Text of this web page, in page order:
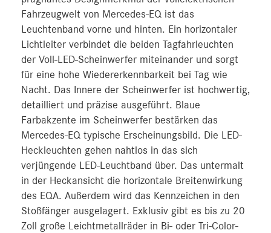
Fahrzeugwelt von Mercedes-EQ ist das
Leuchtenband vorne und hinten. Ein horizontaler
Lichtleiter verbindet die beiden Tagfahrleuchten
der Voll-LED-Scheinwerfer miteinander und sorgt
für eine hohe Wiedererkennbarkeit bei Tag wie
Nacht. Das Innere der Scheinwerfer ist hochwertig,
detailliert und präzise ausgeführt. Blaue
Farbakzente im Scheinwerfer bestärken das
Mercedes-EQ typische Erscheinungsbild. Die LED-
Heckleuchten gehen nahtlos in das sich
verjüngende LED-Leuchtband über. Das untermalt
in der Heckansicht die horizontale Breitenwirkung
des EQA. Außerdem wird das Kennzeichen in den
Stoßfänger ausgelagert. Exklusiv gibt es bis zu 20
Zoll große Leichtmetallräder in Bi- oder Tri-Color-